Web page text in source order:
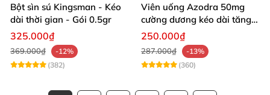
Bột sìn sú Kingsman - Kéo
dài thời gian - Gói 0.5gr
325.000₫
369.000₫
-12%
(382)
Viên uống Azodra 50mg
cường dương kéo dài tăng
sinh lý nam
250.000₫
287.000₫
-13%
(360)